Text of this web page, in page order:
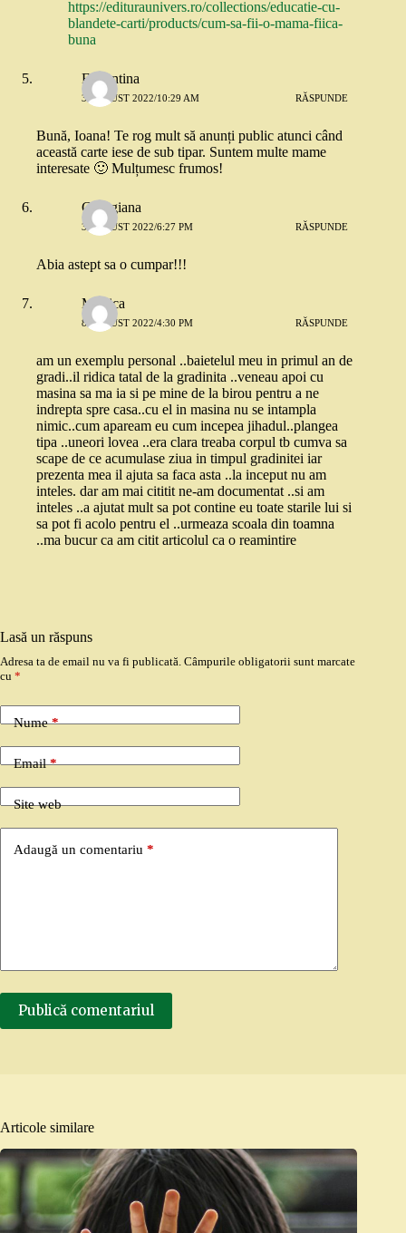
https://edituraunivers.ro/collections/educatie-cu-
blandete-carti/products/cum-sa-fii-o-mama-fiica-
buna
Florentina
3 AUGUST 2022/10:29 AM RĂSPUNDE
Bună, Ioana! Te rog mult să anunți public atunci când
această carte iese de sub tipar. Suntem multe mame
interesate 🙂 Mulțumesc frumos!
Georgiana
3 AUGUST 2022/6:27 PM RĂSPUNDE
Abia astept sa o cumpar!!!
Monica
8 AUGUST 2022/4:30 PM RĂSPUNDE
am un exemplu personal ..baietelul meu in primul an de
gradi..il ridica tatal de la gradinita ..veneau apoi cu
masina sa ma ia si pe mine de la birou pentru a ne
indrepta spre casa..cu el in masina nu se intampla
nimic..cum apaream eu cum incepea jihadul..plangea
tipa ..uneori lovea ..era clara treaba corpul tb cumva sa
scape de ce acumulase ziua in timpul gradinitei iar
prezenta mea il ajuta sa faca asta ..la inceput nu am
inteles. dar am mai cititit ne-am documentat ..si am
inteles ..a ajutat mult sa pot contine eu toate starile lui si
sa pot fi acolo pentru el ..urmeaza scoala din toamna
..ma bucur ca am citit articolul ca o reamintire
Lasă un răspuns
Adresa ta de email nu va fi publicată. Câmpurile obligatorii sunt marcate
cu *
Nume*
Email*
Site web
Adaugă un comentariu *
Publică comentariul
Articole similare